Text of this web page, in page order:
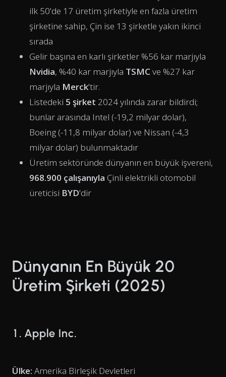
ilk 50'de 17 üretim şirketiyle en fazla üretim
şirketine sahip, Çin ise 13 şirketle yakın ikinci
sırada
Gelir başına en karlı şirketler %56 kar marjıyla
Nvidia, %40 kar marjıyla TSMCve %27 kar
marjıyla Merck'tir.
Listedeki 5 şirket 2024 yılında zarar bildirdi;
bunlar arasında Intel (-19,2 milyar dolar),
Boeing (-11,8 milyar dolar) ve Nissan (-4,3
milyar dolar) bulunmaktadır
Üretim sektöründe dünyanın en büyük işvereni,
968.900 çalışanıyla Çinli elektrikli otomobil
üreticisi BYD'dir
Dünyanın En Büyük 20
Üretim Şirketi (2025)
1. Apple Inc.
Ülke: Amerika Birleşik Devletleri